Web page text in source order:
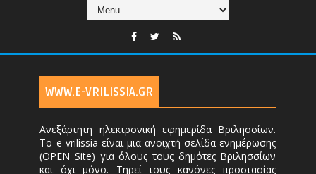
WWW.E-VRILISSIA.GR
Ανεξάρτητη ηλεκτρονική εφημερίδα Βριλησσίων.
Το e-vrilissia είναι μια ανοιχτή σελίδα ενημέρωσης
(OPEN Site) για όλους τους δημότες Βριλησσίων
και όχι μόνο. Τηρεί τους κανόνες προστασίας